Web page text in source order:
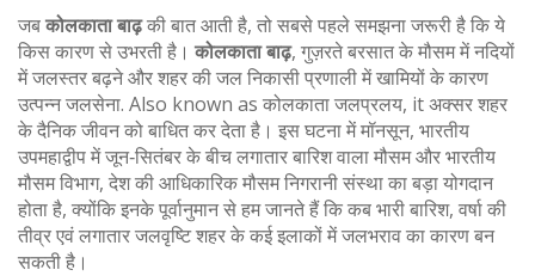
लि
त
क
ना
जबकोलकाता बाढ़की बात आती है, तो सबसे पहले समझना जरूरी है कि ये
किस कारण से उभरती है।कोलकाता बाढ़, गुज़रते बरसात के मौसम में नदियों
में जलस्तर बढ़ने और शहर की जल निकासी प्रणाली में खामियों के कारण
उत्पन्न जलसेना. Also known as कोलकाता जलप्रलय, it अक्सर शहर
के दैनिक जीवन को बाधित कर देता है । इस घटना मेंमॉनसून, भारतीय
उपमहाद्वीप में जून‑सितंबर के बीच लगातार बारिश वाला मौसमऔरभारतीय
मौसम विभाग, देश की आधिकारिक मौसम निगरानी संस्थाका बड़ा योगदान
होता है, क्योंकि इनके पूर्वानुमान से हम जानते हैं कि कबभारी बारिश, वर्षा की
तीव्र एवं लगातार जलवृष्टिशहर के कई इलाकों में जलभराव का कारण बन
सकती है।